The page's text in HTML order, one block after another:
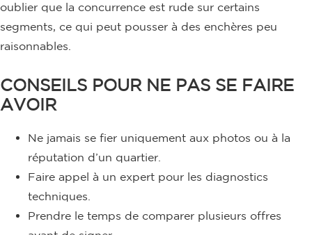
oublier que la concurrence est rude sur certains
segments, ce qui peut pousser à des enchères peu
raisonnables.
CONSEILS POUR NE PAS SE FAIRE
AVOIR
Ne jamais se fier uniquement aux photos ou à la
réputation d’un quartier.
Faire appel à un expert pour les diagnostics
techniques.
Prendre le temps de comparer plusieurs offres